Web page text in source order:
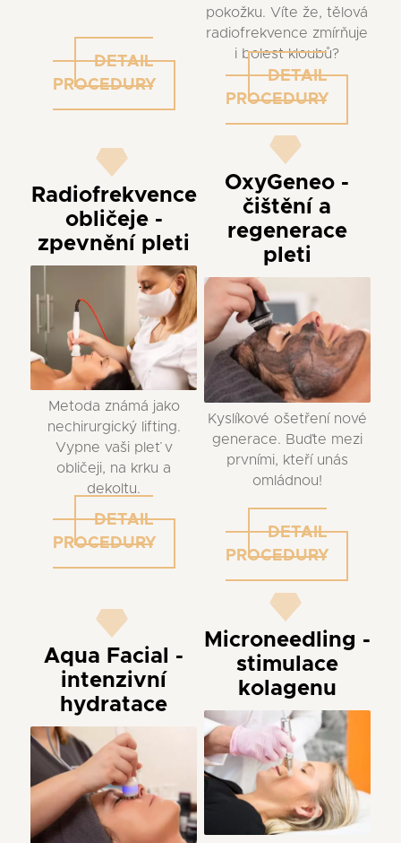
DETAIL
PROCEDURY
pokožku. Víte že, tělová
radiofrekvence zmírňuje
i bolest kloubů?
DETAIL
PROCEDURY
Radiofrekvence
obličeje -
zpevnění pleti
Metoda známá jako
nechirurgický lifting.
Vypne vaši pleť v
obličeji, na krku a
dekoltu.
DETAIL
PROCEDURY
OxyGeneo -
čištění a
regenerace
pleti
Kyslíkové ošetření nové
generace. Buďte mezi
prvními, kteří unás
omládnou!
DETAIL
PROCEDURY
Aqua Facial -
intenzivní
hydratace
Microneedling -
stimulace
kolagenu